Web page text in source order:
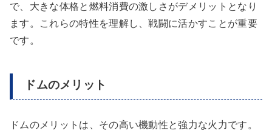
で、大きな体格と燃料消費の激しさがデメリットとなり
ます。これらの特性を理解し、戦闘に活かすことが重要
です。
ドムのメリット
ドムのメリットは、その高い機動性と強力な火力です。